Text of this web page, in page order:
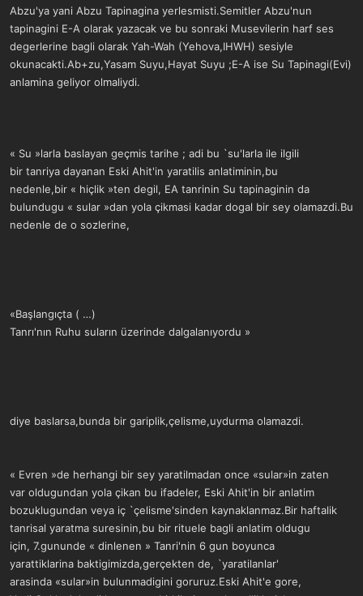
Abzu'ya yani Abzu Tapinagina yerlesmisti.Semitler Abzu'nun
tapinagini E-A olarak yazacak ve bu sonraki Musevilerin harf ses
degerlerine bagli olarak Yah-Wah (Yehova,IHWH) sesiyle
okunacakti.Ab+zu,Yasam Suyu,Hayat Suyu ;E-A ise Su Tapinagi(Evi)
anlamina geliyor olmaliydi.
« Su »larla baslayan geçmis tarihe ; adi bu `su'larla ile ilgili
bir tanriya dayanan Eski Ahit'in yaratilis anlatiminin,bu
nedenle,bir « hiçlik »ten degil, EA tanrinin Su tapinaginin da
bulundugu « sular »dan yola çikmasi kadar dogal bir sey olamazdi.Bu
nedenle de o sozlerine,
«Başlangıçta ( …)
Tanrı'nın Ruhu suların üzerinde dalgalanıyordu »
diye baslarsa,bunda bir gariplik,çelisme,uydurma olamazdi.
« Evren »de herhangi bir sey yaratilmadan once «sular»in zaten
var oldugundan yola çikan bu ifadeler, Eski Ahit'in bir anlatim
bozuklugundan veya iç `çelisme'sinden kaynaklanmaz.Bir haftalik
tanrisal yaratma suresinin,bu bir rituele bagli anlatim oldugu
için, 7.gununde « dinlenen » Tanri'nin 6 gun boyunca
yarattiklarina baktigimizda,gerçekten de, `yaratilanlar'
arasinda «sular»in bulunmadigini goruruz.Eski Ahit'e gore,